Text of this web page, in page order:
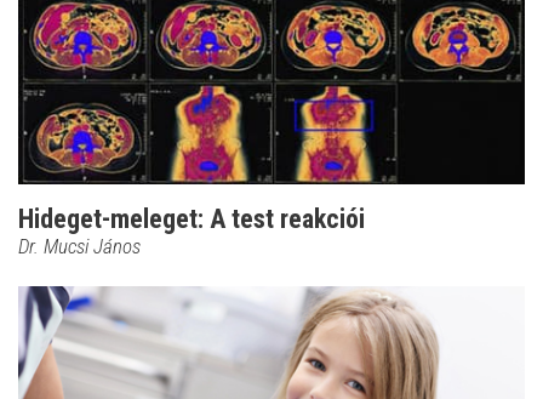
Hideget-meleget: A test reakciói
Dr. Mucsi János